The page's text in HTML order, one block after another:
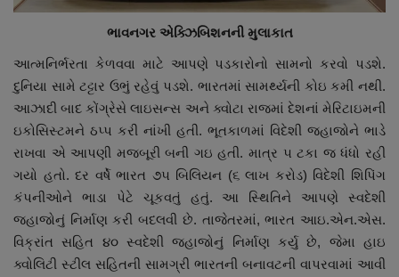
ભાવનગર એક્ઝિબિશનની મુલાકાત
આત્મનિર્ભરતા કેળવવા માટે આપણે પડકારોનો સામનો કરવો પડશે.
દુનિયા સામે ટટ્ટાર ઉભું રહેવું પડશે. ભારતમાં સામર્થ્યની કોઇ કમી નથી.
આઝાદી બાદ કોંગ્રેસે લાઇસન્સ અને ક્વોટા રાજમાં દેશનાં મેરિટાઇમની
ઇકોસિસ્ટમને ઠપ્પ કરી નાંખી હતી. ભૂતકાળમાં વિદેશી જહાજોને ભાડે
રાખવા એ આપણી મજબૂરી બની ગઇ હતી. માત્ર ૫ ટકા જ ધંધો રહી
ગયો હતો. દર વર્ષે ભારત ૭૫ બિલિયન (૬ લાખ કરોડ) વિદેશી શિપિંગ
કંપનીઓને ભાડા પેટે ચૂકવતું હતું. આ સ્થિતિને આપણે સ્વદેશી
જહાજોનું નિર્માણ કરી બદલવી છે. તાજેતરમાં, ભારત આઇ.એન.એસ.
વિક્રાંત સહિત ૪૦ સ્વદેશી જહાજોનું નિર્માણ કર્યુ છે, જેમા હાઇ
ક્વોલિટી સ્ટીલ સહિતની સામગ્રી ભારતની બનાવટની વાપરવામાં આવી